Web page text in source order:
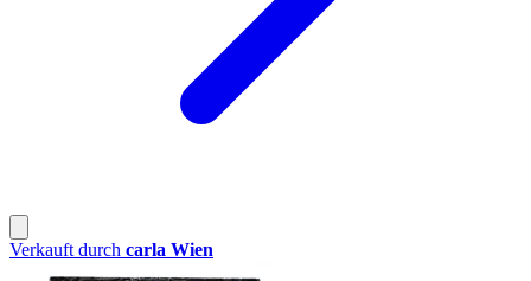
Verkauft durch carla Wien